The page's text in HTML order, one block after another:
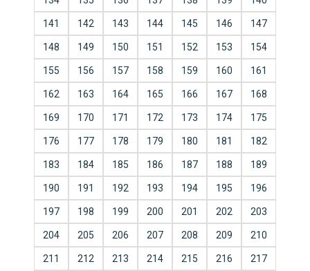
141 142 143 144 145 146 147
148 149 150 151 152 153 154
155 156 157 158 159 160 161
162 163 164 165 166 167 168
169 170 171 172 173 174 175
176 177 178 179 180 181 182
183 184 185 186 187 188 189
190 191 192 193 194 195 196
197 198 199 200 201 202 203
204 205 206 207 208 209 210
211 212 213 214 215 216 217